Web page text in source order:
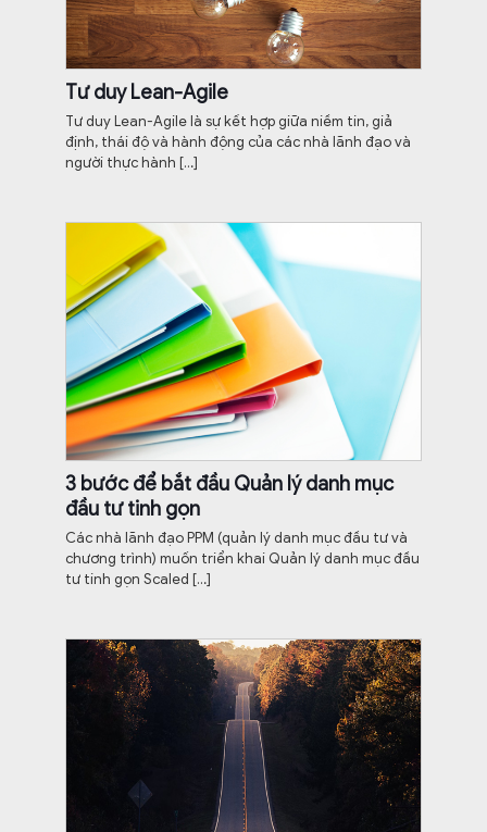
Tư duy Lean-Agile
Tư duy Lean-Agile là sự kết hợp giữa niềm tin, giả
định, thái độ và hành động của các nhà lãnh đạo và
người thực hành […]
3 bước để bắt đầu Quản lý danh mục
đầu tư tinh gọn
Các nhà lãnh đạo PPM (quản lý danh mục đầu tư và
chương trình) muốn triển khai Quản lý danh mục đầu
tư tinh gọn Scaled […]